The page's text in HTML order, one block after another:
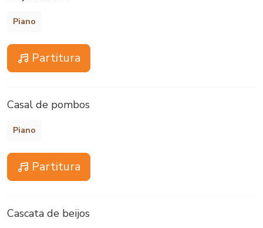
Piano
Partitura
Casal de pombos
Piano
Partitura
Cascata de beijos